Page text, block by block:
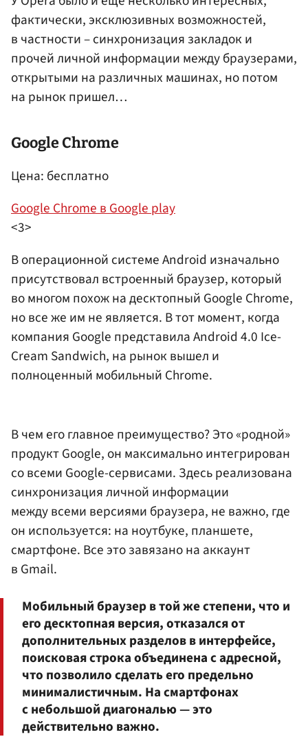
фактически, эксклюзивных возможностей,
в частности – синхронизация закладок и
прочей личной информации между браузерами,
открытыми на различных машинах, но потом
на рынок пришел…
Google Chrome
Цена: бесплатно
Google Chrome в Google play
<3>
В операционной системе Android изначально
присутствовал встроенный браузер, который
во многом похож на десктопный Google Chrome,
но все же им не является. В тот момент, когда
компания Google представила Android 4.0 Ice-
Cream Sandwich, на рынок вышел и
полноценный мобильный Chrome.
В чем его главное преимущество? Это «родной»
продукт Google, он максимально интегрирован
со всеми Google-сервисами. Здесь реализована
синхронизация личной информации
между всеми версиями браузера, не важно, где
он используется: на ноутбуке, планшете,
смартфоне. Все это завязано на аккаунт
в Gmail.
Мобильный браузер в той же степени, что и
его десктопная версия, отказался от
дополнительных разделов в интерфейсе,
поисковая строка объединена с адресной,
что позволило сделать его предельно
минималистичным. На смартфонах
с небольшой диагональю — это
действительно важно.